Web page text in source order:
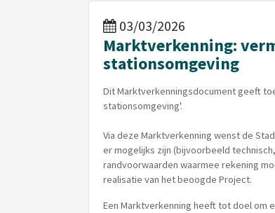
03/03/2026
Marktverkenning:
stationsomgeving
Dit Marktverkenningsdocument geeft
stationsomgeving'.
Via deze Marktverkenning wenst de
er mogelijks zijn (bijvoorbeeld
randvoorwaarden waarmee rekening
realisatie van het beoogde Project.
Een Marktverkenning heeft tot doel om